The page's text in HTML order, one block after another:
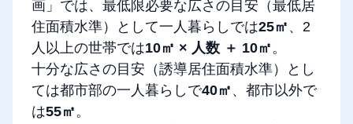
画」では、最低限必要な広さの目安（最低居
住面積水準）として一人暮らしでは25㎡ 、2
人以上の世帯では10㎡ × 人数 ＋ 10㎡。
十分な広さの目安（誘導居住面積水準）とし
ては都市部の一人暮らしで40㎡ 、都市以外で
は55㎡。